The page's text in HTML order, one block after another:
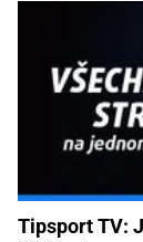
Tipsport TV: